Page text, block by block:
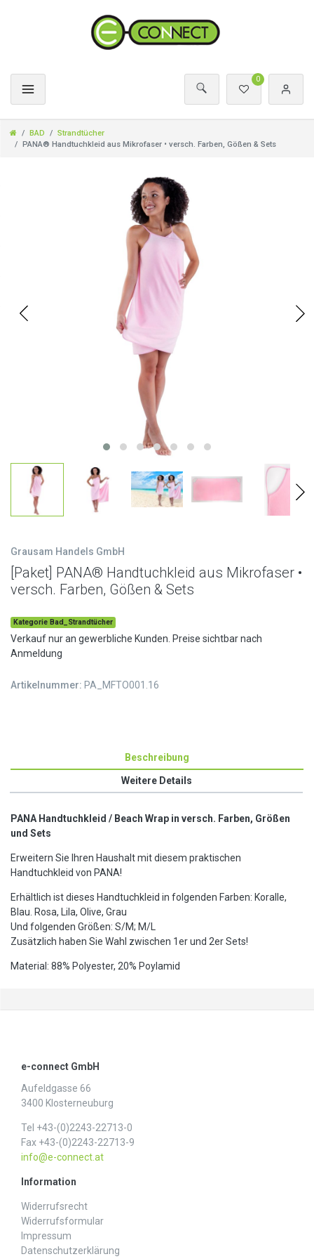
0
BAD
Strandtücher
PANA® Handtuchkleid aus Mikrofaser • versch. Farben, Gößen & Sets
Grausam Handels GmbH
[Paket] PANA® Handtuchkleid aus Mikrofaser •
versch. Farben, Gößen & Sets
Kategorie Bad_Strandtücher
Verkauf nur an gewerbliche Kunden. Preise sichtbar nach
Anmeldung
Artikelnummer: PA_MFTO001.16
Beschreibung
Weitere Details
PANA Handtuchkleid / Beach Wrap in versch. Farben, Größen
und Sets
Erweitern Sie Ihren Haushalt mit diesem praktischen
Handtuchkleid von PANA!
Erhältlich ist dieses Handtuchkleid in folgenden Farben: Koralle,
Blau. Rosa, Lila, Olive, Grau
Und folgenden Größen: S/M; M/L
Zusätzlich haben Sie Wahl zwischen 1er und 2er Sets!
Material: 88% Polyester, 20% Poylamid
e-connect GmbH
Aufeldgasse 66
3400 Klosterneuburg
Tel +43-(0)2243-22713-0
Fax +43-(0)2243-22713-9
info@e-connect.at
Information
Widerrufs­recht
Widerrufs­formular
Impressum
Daten­schutz­erklärung